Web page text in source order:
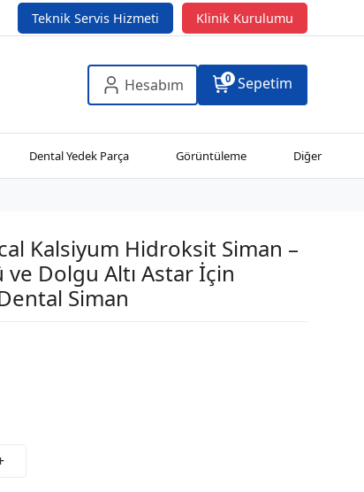
Teknik Servis Hizmeti Klinik Kurulumu
Hesabım 0 Sepetim
Dental Yedek Parça Görüntüleme Diğer
Kalsiyum Hidroksit Siman –
Dolgu Altı Astar İçin
Siman